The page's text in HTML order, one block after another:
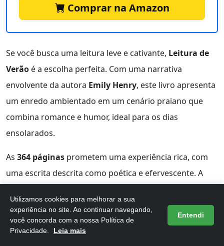
Comprar na Amazon
Se você busca uma leitura leve e cativante, Leitura de
Verão é a escolha perfeita. Com uma narrativa
envolvente da autora Emily Henry, este livro apresenta
um enredo ambientado em um cenário praiano que
combina romance e humor, ideal para os dias
ensolarados.
As 364 páginas prometem uma experiência rica, com
uma escrita descrita como poética e efervescente. A
proporciona um diálogo profundo sobre criatividade e
amor, tornando a leitura ainda mais intrigante.
Utilizamos cookies para melhorar a sua
experiência no site. Ao continuar navegando,
você concorda com a nossa Política de
Privacidade.
Leia mais
Entendi